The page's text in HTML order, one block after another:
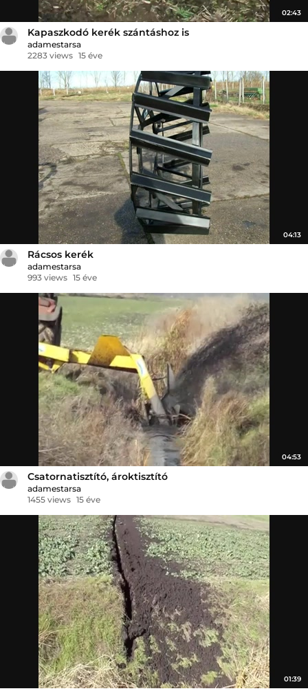
02:43
Kapaszkodó kerék szántáshoz is
adamestarsa
2283 views 15 éve
04:13
Rácsos kerék
adamestarsa
993 views 15 éve
04:53
Csatornatisztító, ároktisztító
adamestarsa
1455 views 15 éve
01:39